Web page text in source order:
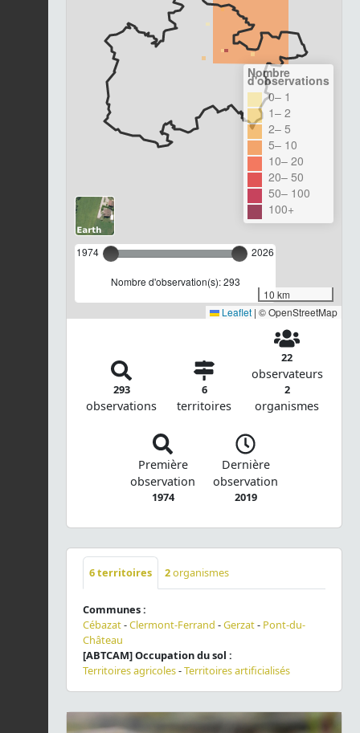
1974 2026
Nombre d'observation(s): 293
Nombre
d'observations
0– 1
1– 2
2– 5
5– 10
10– 20
20– 50
50– 100
100+
10 km
Leaflet | © OpenStreetMap
293
observations
6
territoires
22
observateurs
2
organismes
Première
observation
1974
Dernière
observation
2019
6territoires 2organismes
Communes :
Cébazat-Clermont-Ferrand -Gerzat- Pont-du-
Château
[ABTCAM] Occupation du sol :
Territoires agricoles-Territoires artificialisés